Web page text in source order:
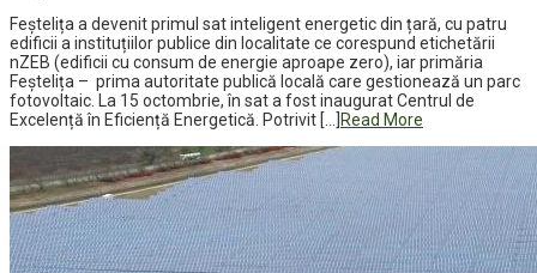
Feștelița a devenit primul sat inteligent energetic din țară, cu patru
edificii a instituțiilor publice din localitate ce corespund etichetării
nZEB (edificii cu consum de energie aproape zero), iar primăria
Feștelița – prima autoritate publică locală care gestionează un parc
fotovoltaic. La 15 octombrie, în sat a fost inaugurat Centrul de
Excelență în Eficiență Energetică. Potrivit […] Read More